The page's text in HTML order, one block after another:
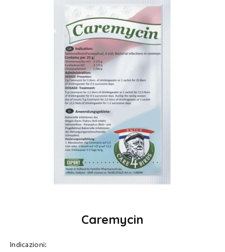
Caremycin
Indicazioni: